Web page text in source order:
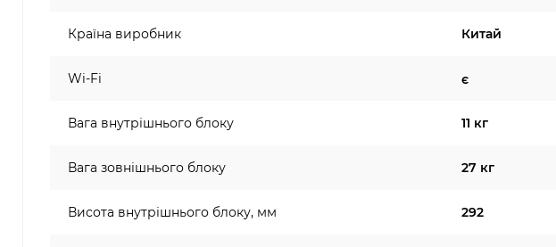
Країна виробник Китай
Wi-Fi є
Вага внутрішнього блоку 11 кг
Вага зовнішнього блоку 27 кг
Висота внутрішнього блоку, мм 292